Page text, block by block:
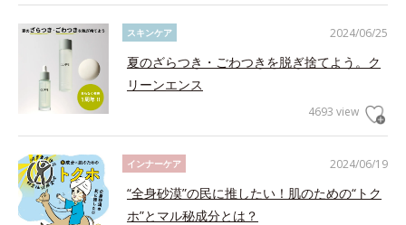
2024/06/25
スキンケア
夏のざらつき・ごわつきを脱ぎ捨てよう。ク
リーンエンス
4693 view
2024/06/19
インナーケア
“全身砂漠”の民に推したい！肌のための“トク
ホ”とマル秘成分とは？